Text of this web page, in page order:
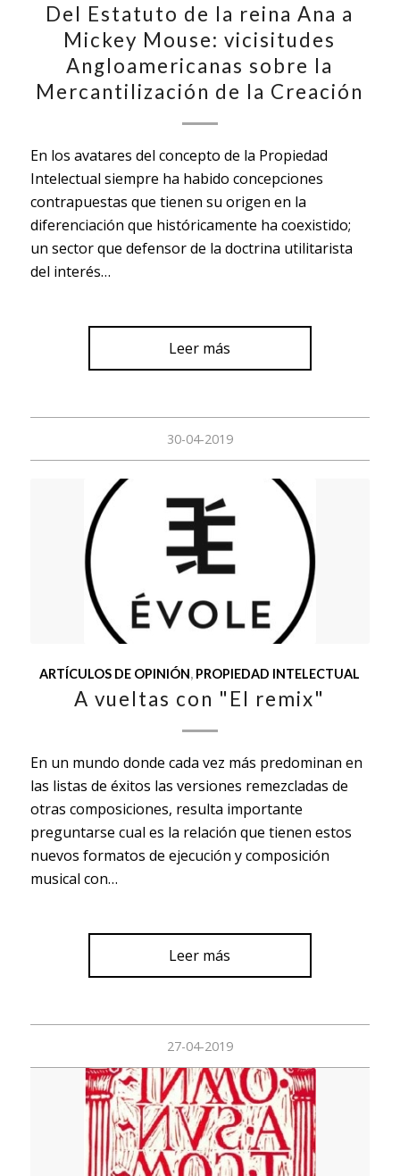
Del Estatuto de la reina Ana a
Mickey Mouse: vicisitudes
Angloamericanas sobre la
Mercantilización de la Creación
En los avatares del concepto de la Propiedad
Intelectual siempre ha habido concepciones
contrapuestas que tienen su origen en la
diferenciación que históricamente ha coexistido;
un sector que defensor de la doctrina utilitarista
del interés…
Leer más
30-04-2019
ARTÍCULOS DE OPINIÓN, PROPIEDAD INTELECTUAL
A vueltas con "El remix"
En un mundo donde cada vez más predominan en
las listas de éxitos las versiones remezcladas de
otras composiciones, resulta importante
preguntarse cual es la relación que tienen estos
nuevos formatos de ejecución y composición
musical con…
Leer más
27-04-2019